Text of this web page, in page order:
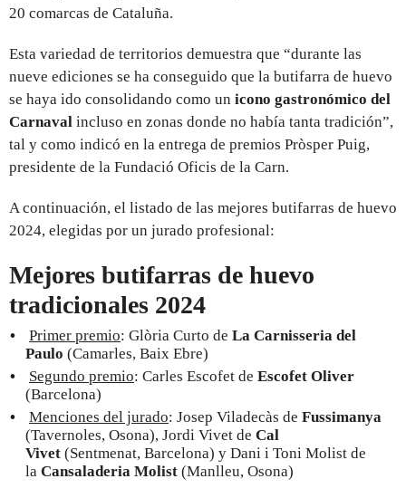
20 comarcas de Cataluña.
Esta variedad de territorios demuestra que “durante las
nueve ediciones se ha conseguido que la butifarra de huevo
se haya ido consolidando como un icono gastronómico del
Carnaval incluso en zonas donde no había tanta tradición”,
tal y como indicó en la entrega de premios Pròsper Puig,
presidente de la Fundació Oficis de la Carn.
A continuación, el listado de las mejores butifarras de huevo
2024, elegidas por un jurado profesional:
Mejores butifarras de huevo
tradicionales 2024
Primer premio: Glòria Curto de La Carnisseria del
Paulo (Camarles, Baix Ebre)
Segundo premio: Carles Escofet de Escofet Oliver
(Barcelona)
Menciones del jurado: Josep Viladecàs de Fussimanya
(Tavernoles, Osona), Jordi Vivet de Cal
Vivet (Sentmenat, Barcelona) y Dani i Toni Molist de
la Cansaladeria Molist (Manlleu, Osona)